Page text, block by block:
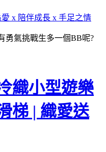
勇氣挑戰生多一個BB呢?
織小型遊樂
梯 | 織愛送